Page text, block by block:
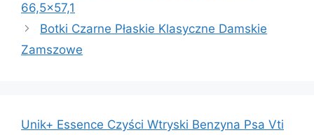
66,5×57,1
Botki Czarne Płaskie Klasyczne Damskie
Zamszowe
Unik+ Essence Czyści Wtryski Benzyna Psa Vti